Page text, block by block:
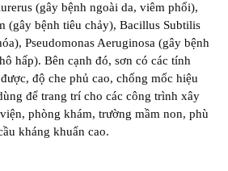
(gây bệnh ngoài da, viêm phổi),
(gây bệnh tiêu chảy), Bacillus Subtilis
Pseudomonas Aeruginosa (gây bệnh
hấp). Bên cạnh đó, sơn có các tính
độ che phủ cao, chống mốc hiệu
để trang trí cho các công trình xây
phòng khám, trường mầm non, phù
kháng khuẩn cao.